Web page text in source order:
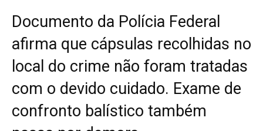
Documento da Polícia Federal
afirma que cápsulas recolhidas no
local do crime não foram tratadas
com o devido cuidado. Exame de
confronto balístico também